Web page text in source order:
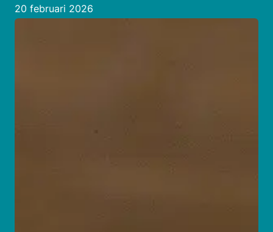
20 februari 2026